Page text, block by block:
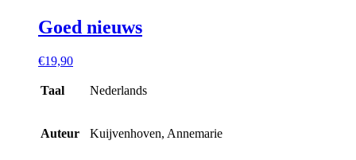
Goed nieuws
€19,90
Taal Nederlands
Auteur Kuijvenhoven, Annemarie